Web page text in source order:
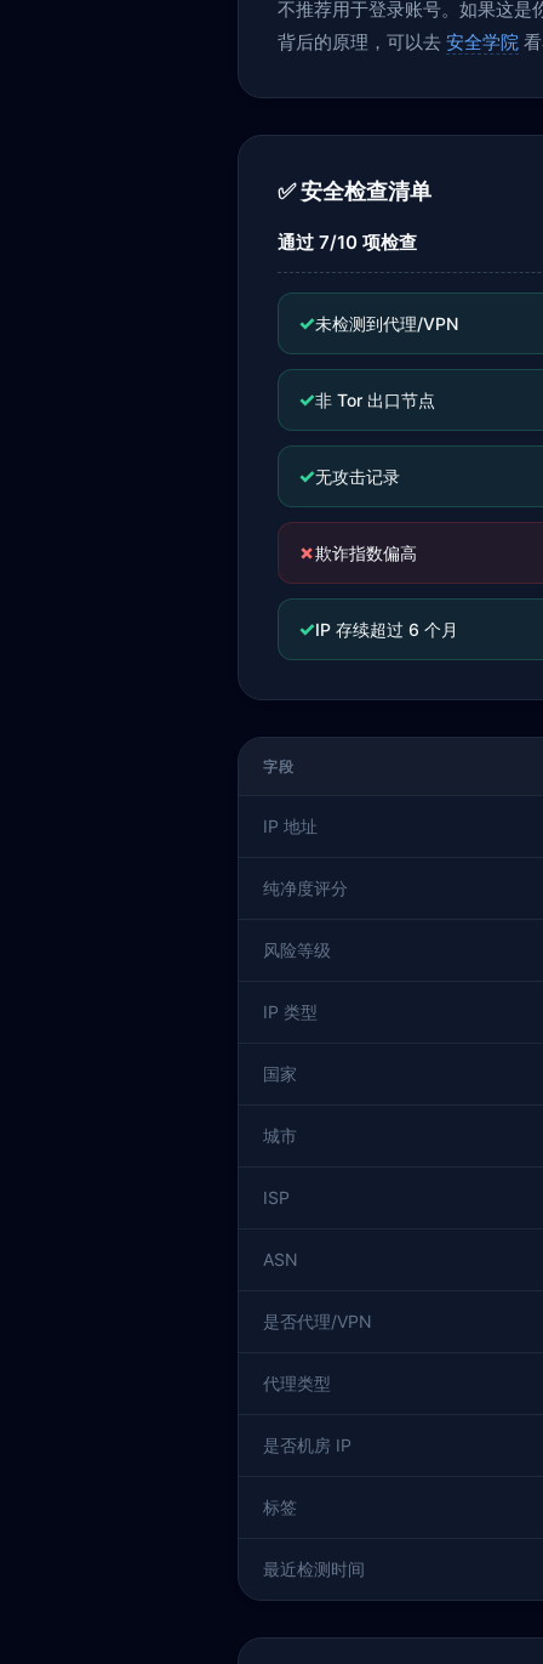
不推荐用于登录账号。如果这是
背后的原理，可以去 安全学院
✅ 安全检查清单
通过 7/10 项检查
✓未检测到代理/VPN
✓非 Tor 出口节点
✓无攻击记录
✗欺诈指数偏高
✓IP 存续超过 6 个月
字段
IP 地址
纯净度评分
风险等级
IP 类型
国家
城市
ISP
ASN
是否代理/VPN
代理类型
是否机房 IP
标签
最近检测时间